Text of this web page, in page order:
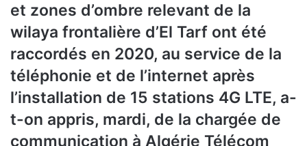
et zones d’ombre relevant de la
wilaya frontalière d’El Tarf ont été
raccordés en 2020, au service de la
téléphonie et de l’internet après
l’installation de 15 stations 4G LTE, a-
t-on appris, mardi, de la chargée de
communication à Algérie Télécom